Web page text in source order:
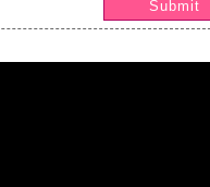
Submit